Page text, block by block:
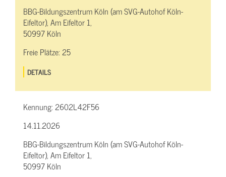
BBG-Bildungszentrum Köln (am SVG-Autohof Köln-
Eifeltor), Am Eifeltor 1,
50997 Köln
Freie Plätze:25
DETAILS
Kennung:2602L42F56
14.11.2026
BBG-Bildungszentrum Köln (am SVG-Autohof Köln-
Eifeltor), Am Eifeltor 1,
50997 Köln